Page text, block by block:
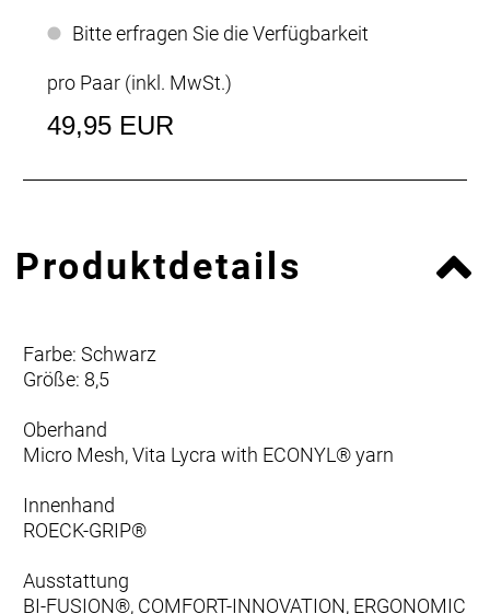
Bitte erfragen Sie die Verfügbarkeit
pro Paar (inkl. MwSt.)
49,95 EUR
Produktdetails
Farbe: Schwarz
Größe: 8,5
Oberhand
Micro Mesh, Vita Lycra with ECONYL® yarn
Innenhand
ROECK-GRIP®
Ausstattung
BI-FUSION®, COMFORT-INNOVATION, ERGONOMIC